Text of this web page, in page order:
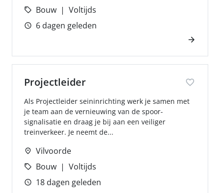
Bouw
Voltijds
6 dagen geleden
Projectleider
Als Projectleider seininrichting werk je samen met
je team aan de vernieuwing van de spoor­
signalisatie en draag je bij aan een veiliger
treinverkeer. Je neemt de...
Vilvoorde
Bouw
Voltijds
18 dagen geleden